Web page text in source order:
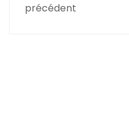
précédent